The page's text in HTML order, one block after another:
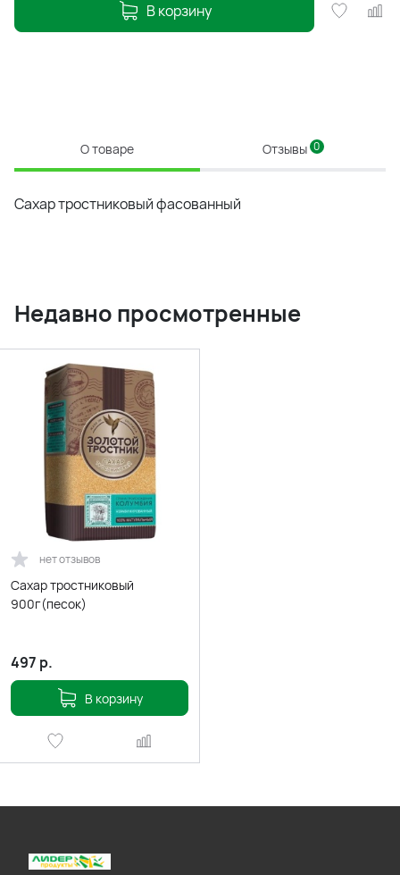
В корзину
О товаре Отзывы 0
Сахар тростниковый фасованный
Недавно просмотренные
нет отзывов
Сахар тростниковый
900г(песок)
497 р.
В корзину